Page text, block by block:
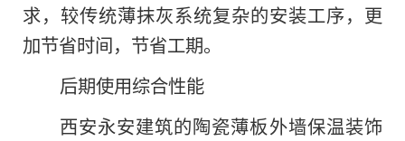
求，较传统薄抹灰系统复杂的安装工序，更
加节省时间，节省工期。
后期使用综合性能
西安永安建筑的陶瓷薄板外墙保温装饰